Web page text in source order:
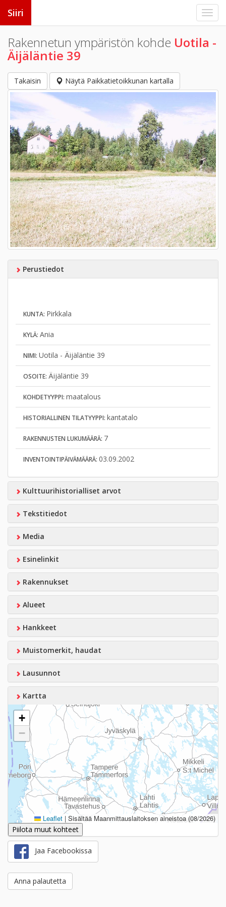
Siiri
Rakennetun ympäristön kohde Uotila -
Äijäläntie 39
Takaisin Näytä Paikkatietoikkunan kartalla
Perustiedot
KUNTA: Pirkkala
KYLÄ: Ania
NIMI: Uotila - Äijäläntie 39
OSOITE: Äijäläntie 39
KOHDETYYPPI: maatalous
HISTORIALLINEN TILATYYPPI: kantatalo
RAKENNUSTEN LUKUMÄÄRÄ: 7
INVENTOINTIPÄIVÄMÄÄRÄ: 03.09.2002
Kulttuurihistorialliset arvot
Tekstitiedot
Media
Esinelinkit
Rakennukset
Alueet
Hankkeet
Muistomerkit, haudat
Lausunnot
Kartta
+
−
Leaflet | Sisältää Maanmittauslaitoksen aineistoa (08/2026)
Piilota muut kohteet
Jaa Facebookissa
Anna palautetta